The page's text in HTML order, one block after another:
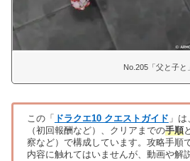
No.205「父と子と」
この「 ドラクエ10 クエストガイド 」
（初回報酬など）、クリアまでの手順と
察など）で構成しています。攻略手順
内容に触れてはいませんが、動画や解